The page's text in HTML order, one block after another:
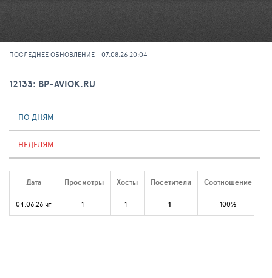
ПОСЛЕДНЕЕ ОБНОВЛЕНИЕ - 07.08.26 20:04
12133: BP-AVIOK.RU
ПО ДНЯМ
НЕДЕЛЯМ
Дата Просмотры Хосты Посетители Соотношение
04.06.26 чт 1 1 1 100%